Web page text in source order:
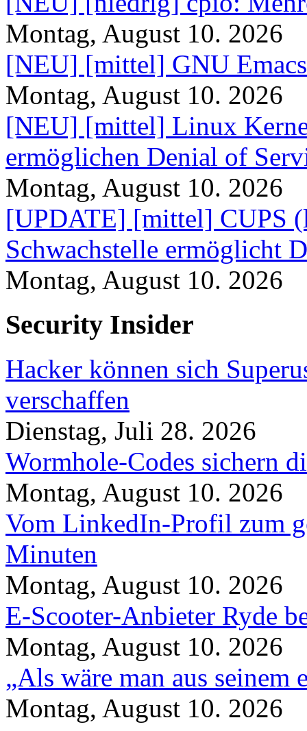
Montag, August 10. 2026
[NEU] [mittel] GNU
Montag, August 10. 2026
[NEU] [mittel] Linux
ermöglichen Denial of
Montag, August 10. 2026
[UPDATE] [mittel] CUPS
Schwachstelle ermöglicht
Montag, August 10. 2026
Security Insider
Hacker können sich
verschaffen
Dienstag, Juli 28. 2026
Wormhole-Codes sichern
Montag, August 10. 2026
Vom LinkedIn-Profil zum
Minuten
Montag, August 10. 2026
E-Scooter-Anbieter Ryde
Montag, August 10. 2026
„Als wäre man aus seinem
Montag, August 10. 2026